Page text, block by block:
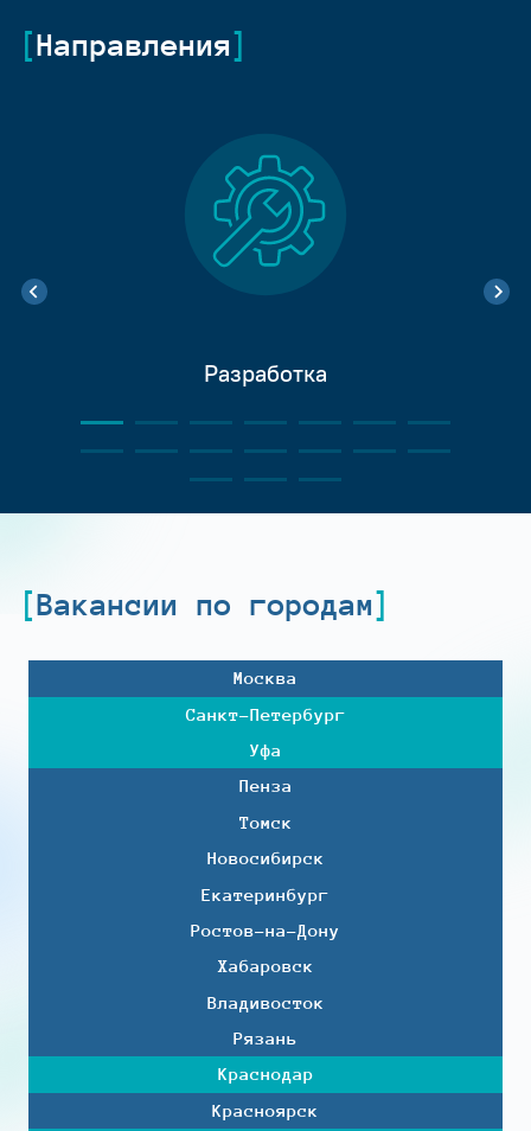
Направления
Разработка
Вакансии по городам
Москва
Санкт-Петербург
Уфа
Пенза
Томск
Новосибирск
Екатеринбург
Ростов-на-Дону
Хабаровск
Владивосток
Рязань
Краснодар
Красноярск